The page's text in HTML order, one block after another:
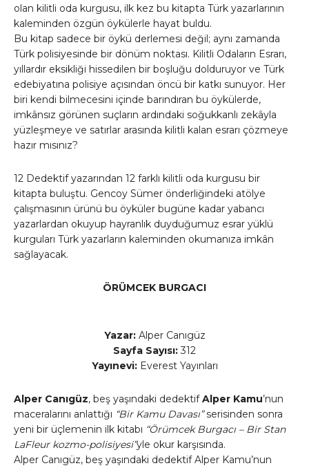
olan kilitli oda kurgusu, ilk kez bu kitapta Türk yazarlarının
kaleminden özgün öykülerle hayat buldu.
Bu kitap sadece bir öykü derlemesi değil; aynı zamanda
Türk polisiyesinde bir dönüm noktası. Kilitli Odaların Esrarı,
yıllardır eksikliği hissedilen bir boşluğu dolduruyor ve Türk
edebiyatına polisiye açısından öncü bir katkı sunuyor. Her
biri kendi bilmecesini içinde barındıran bu öykülerde,
imkânsız görünen suçların ardındaki soğukkanlı zekâyla
yüzleşmeye ve satırlar arasında kilitli kalan esrarı çözmeye
hazır mısınız?
12 Dedektif yazarından 12 farklı kilitli oda kurgusu bir
kitapta buluştu. Gencoy Sümer önderliğindeki atölye
çalışmasının ürünü bu öyküler bugüne kadar yabancı
yazarlardan okuyup hayranlık duyduğumuz esrar yüklü
kurguları Türk yazarların kaleminden okumanıza imkân
sağlayacak.
ÖRÜMCEK BURGACI
Yazar:Alper Canıgüz
Sayfa Sayısı:312
Yayınevi:Everest Yayınları
Alper Canıgüz, beş yaşındaki dedektifAlper Kamu’nun
maceralarını anlattığı “Bir Kamu Davası”serisinden sonra
yeni bir üçlemenin ilk kitabı “Örümcek Burgacı – Bir Stan
LaFleur kozmo-polisiyesi”yle okur karşısında.
Alper Canıgüz, beş yaşındaki dedektif Alper Kamu’nun